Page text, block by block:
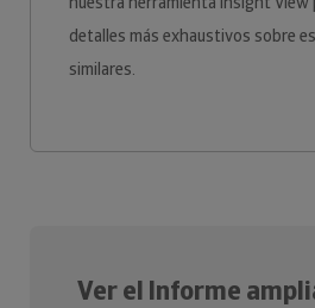
detalles más exhaustivos sobre
similares.
Ver el Informe